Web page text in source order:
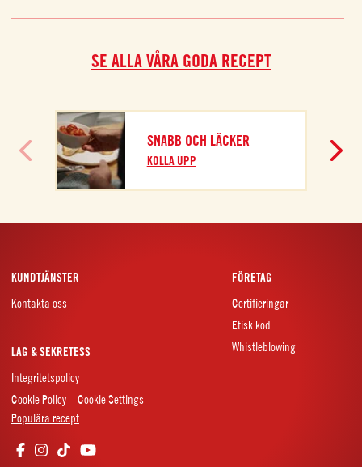
SE ALLA VÅRA GODA RECEPT
SNABB OCH LÄCKER
KOLLA UPP
KUNDTJÄNSTER
Kontakta oss
FÖRETAG
Certifieringar
Etisk kod
Whistleblowing
LAG & SEKRETESS
Integritetspolicy
Cookie Policy – Cookie Settings
Populära recept